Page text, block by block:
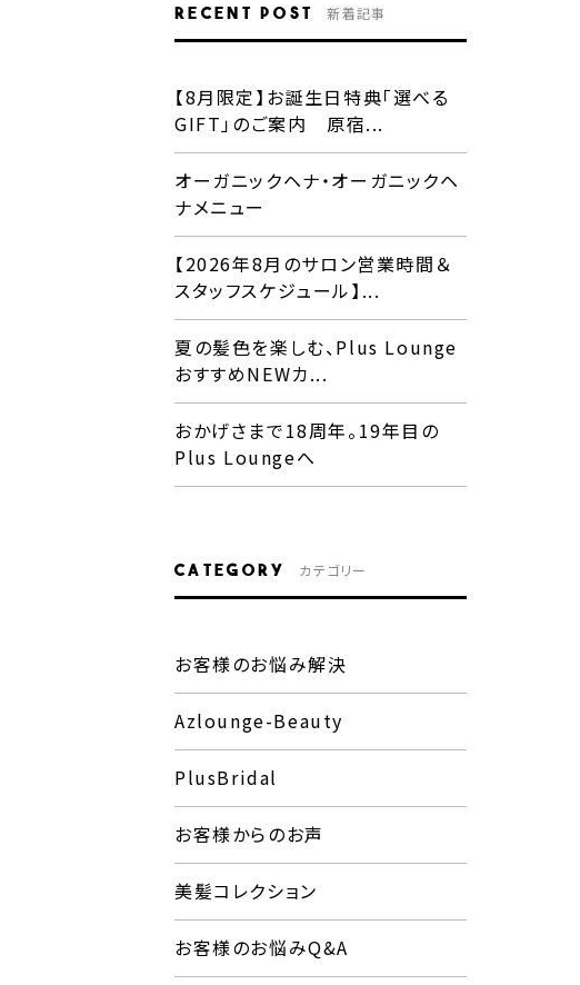
Recent Post 新着記事
【8月限定】お誕生日特典「選べる
GIFT」のご案内 原宿...
オーガニックヘナ・オーガニックヘ
ナメニュー
【2026年8月のサロン営業時間＆
スタッフスケジュール】...
夏の髪色を楽しむ、Plus Lounge
おすすめNEWカ...
おかげさまで18周年。19年目の
Plus Loungeへ
CATEGORY カテゴリー
お客様のお悩み解決
Azlounge-Beauty
PlusBridal
お客様からのお声
美髪コレクション
お客様のお悩みQ&A